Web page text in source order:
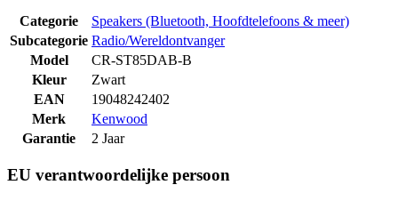
Categorie
Speakers (Bluetooth, Hoofdtelefoons & meer)
Subcategorie Radio/Wereldontvanger
Model
CR-ST85DAB-B
Kleur
Zwart
EAN
19048242402
Merk
Kenwood
Garantie
2 Jaar
EU verantwoordelijke persoon